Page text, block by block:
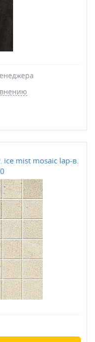
ice mist mosaic lap-в.